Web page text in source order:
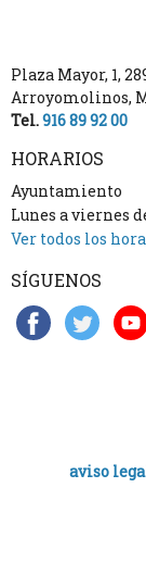
Plaza Mayor, 1,
Arroyomolinos,
Tel.916 89 92 00
HORARIOS
Ayuntamiento
Lunes a viernes
Ver todos los
SÍGUENOS
aviso